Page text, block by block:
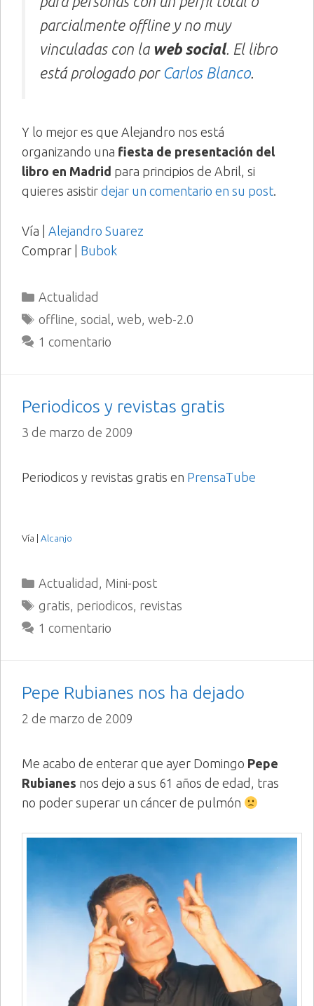
parcialmente offline y no muy
vinculadas con la web social. El libro
está prologado por Carlos Blanco.
Y lo mejor es que Alejandro nos está
organizando una fiesta de presentación del
libro en Madrid para principios de Abril, si
quieres asistir dejar un comentario en su post
Vía | Alejandro Suarez
Comprar | Bubok
Categorías
Actualidad
Etiquetas
offline social web web-2.0
1 comentario
Periodicos y revistas gratis
3 de marzo de 2009
Periodicos y revistas gratis en PrensaTube
Vía | Alcanjo
Categorías
Actualidad , Mini-post
Etiquetas
gratis, periodicos, revistas
1 comentario
Pepe Rubianes nos ha dejado
2 de marzo de 2009
Me acabo de enterar que ayer Domingo Pepe
Rubianes nos dejo a sus 61 años de edad, tras
no poder superar un cáncer de pulmón